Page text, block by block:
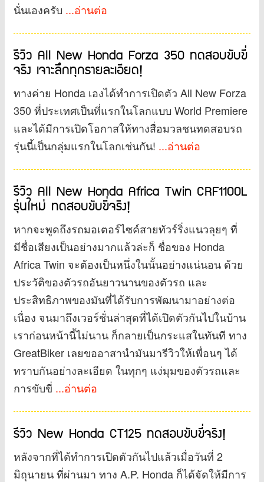
นั่นเองครับ ...อ่านต่อ
รีวิว All New Honda Forza 350 ทดสอบขับขี่
จริง เจาะลึกทุกรายละเอียด!
ทางค่าย Honda เองได้ทำการเปิดตัว All New Forza
350 ที่ประเทศเป็นที่แรกในโลกแบบ World Premiere
และได้มีการเปิดโอกาสให้ทางสื่อมวลชนทดสอบรถ
รุ่นนี้เป็นกลุ่มแรกในโลกเช่นกัน! ...อ่านต่อ
รีวิว All New Honda Africa Twin CRF1100L
รุ่นใหม่ ทดสอบขับขี่จริง!
หากจะพูดถึงรถมอเตอร์ไซค์สายทัวร์ริ่งแนวลุยๆ ที่
มีชื่อเสียงเป็นอย่างมากแล้วล่ะก็ ชื่อของ Honda
Africa Twin จะต้องเป็นหนึ่งในนั้นอย่างแน่นอน ด้วย
ประวัติของตัวรถอันยาวนานของตัวรถ และ
ประสิทธิภาพของมันที่ได้รับการพัฒนามาอย่างต่อ
เนื่อง จนมาถึงเวอร์ชั่นล่าสุดที่ได้เปิดตัวกันไปในบ้าน
เราก่อนหน้านี้ไม่นาน ก็กลายเป็นกระแสในทันที ทาง
GreatBiker เลยขออาสานำมันมารีวิวให้เพื่อนๆ ได้
ทราบกันอย่างละเอียด ในทุกๆ แง่มุมของตัวรถและ
การขับขี่ ...อ่านต่อ
รีวิว New Honda CT125 ทดสอบขับขี่จริง!
หลังจากที่ได้ทำการเปิดตัวกันไปแล้วเมื่อวันที่ 2
มิถุนายน ที่ผ่านมา ทาง A.P. Honda ก็ได้จัดให้มีการ